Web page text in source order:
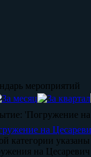
мероприятий
'Погружение
на
категории
на